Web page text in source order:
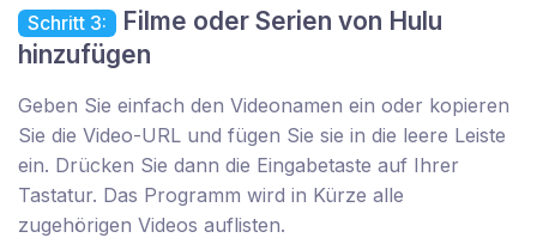
Schritt 3: Filme oder Serien von Hulu
hinzufügen
Geben Sie einfach den Videonamen ein oder kopieren
Sie die Video-URL und fügen Sie sie in die leere Leiste
ein. Drücken Sie dann die Eingabetaste auf Ihrer
Tastatur. Das Programm wird in Kürze alle
zugehörigen Videos auflisten.